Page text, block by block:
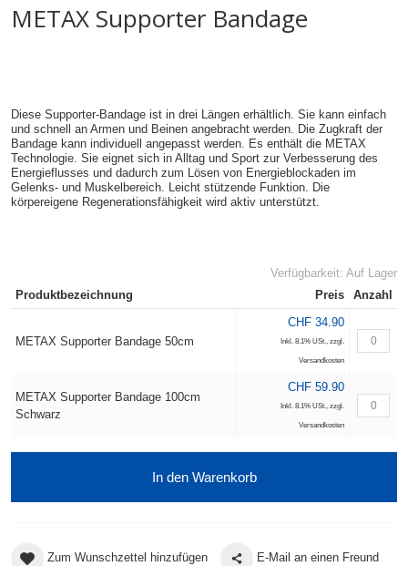
METAX Supporter Bandage
Diese Supporter-Bandage ist in drei Längen erhältlich. Sie kann einfach
und schnell an Armen und Beinen angebracht werden. Die Zugkraft der
Bandage kann individuell angepasst werden. Es enthält die METAX
Technologie. Sie eignet sich in Alltag und Sport zur Verbesserung des
Energieflusses und dadurch zum Lösen von Energieblockaden im
Gelenks- und Muskelbereich. Leicht stützende Funktion. Die
körpereigene Regenerationsfähigkeit wird aktiv unterstützt.
Verfügbarkeit: Auf Lager
Produktbezeichnung
Preis Anzahl
METAX Supporter Bandage 50cm
CHF 34.90
Inkl. 8.1% USt., zzgl.
Versandkosten
METAX Supporter Bandage 100cm
Schwarz
CHF 59.90
Inkl. 8.1% USt., zzgl.
Versandkosten
In den Warenkorb
Zum Wunschzettel hinzufügen E-Mail an einen Freund